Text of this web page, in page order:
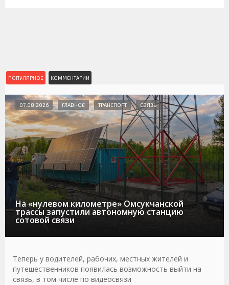
ПОПУЛЯРНОЕ КОММЕНТАРИИ
На «нулевом километре» Омсукчанской
трассы запустили автономную станцию
сотовой связи
07.08.2026 ГЛАВНОЕ ТРАНСПОРТ СВЯЗЬ
Теперь у водителей, рабочих, местных жителей и
путешественников появилась возможность выйти на
связь, в том числе по видеосвязи